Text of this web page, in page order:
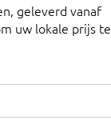
geleverd vanaf
uw lokale prijs te